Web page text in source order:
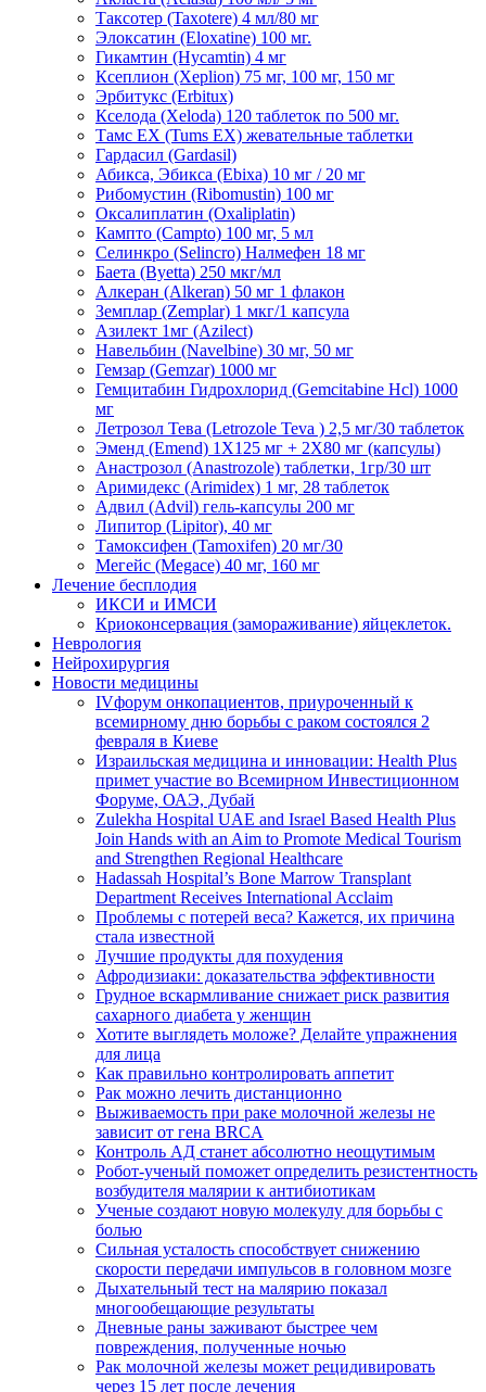
Таксотер (Taxotere) 4 мл/80 мг
Элоксатин (Eloxatine) 100 мг.
Гикамтин (Hycamtin) 4 мг
Ксеплион (Xeplion) 75 мг, 100 мг, 150 мг
Эрбитукс (Erbitux)
Кселода (Xeloda) 120 таблеток по 500 мг.
Тамс ЕХ (Tums EX) жевательные таблетки
Гардасил (Gardasil)
Абикса, Эбикса (Ebixa) 10 мг / 20 мг
Рибомустин (Ribomustin) 100 мг
Оксалиплатин (Oxaliplatin)
Кампто (Campto) 100 мг, 5 мл
Селинкро (Selincro) Налмефен 18 мг
Баета (Byetta) 250 мкг/мл
Алкеран (Alkeran) 50 мг 1 флакон
Земплар (Zemplar) 1 мкг/1 капсула
Азилект 1мг (Azilect)
Навельбин (Navelbine) 30 мг, 50 мг
Гемзар (Gemzar) 1000 мг
Гемцитабин Гидрохлорид (Gemcitabine Hcl) 1000
мг
Летрозол Тева (Letrozole Teva ) 2,5 мг/30 таблеток
Эменд (Emend) 1X125 мг + 2X80 мг (капсулы)
Анастрозол (Anastrozole) таблетки, 1гр/30 шт
Аримидекс (Arimidex) 1 мг, 28 таблеток
Адвил (Advil) гель-капсулы 200 мг
Липитор (Lipitor), 40 мг
Тамоксифен (Tamoxifen) 20 мг/30
Мегейс (Megace) 40 мг, 160 мг
Лечение бесплодия
ИКСИ и ИМСИ
Криоконсервация (замораживание) яйцеклеток.
Неврология
Нейрохирургия
Новости медицины
IVфорум онкопациентов, приуроченный к
всемирному дню борьбы с раком состоялся 2
февраля в Киеве
Израильская медицина и инновации: Health Plus
примет участие во Всемирном Инвестиционном
Форуме, ОАЭ, Дубай
Zulekha Hospital UAE and Israel Based Health Plus
Join Hands with an Aim to Promote Medical Tourism
and Strengthen Regional Healthcare
Hadassah Hospital’s Bone Marrow Transplant
Department Receives International Acclaim
Проблемы с потерей веса? Кажется, их причина
стала известной
Лучшие продукты для похудения
Афродизиаки: доказательства эффективности
Грудное вскармливание снижает риск развития
сахарного диабета у женщин
Хотите выглядеть моложе? Делайте упражнения
для лица
Как правильно контролировать аппетит
Рак можно лечить дистанционно
Выживаемость при раке молочной железы не
зависит от гена BRCA
Контроль АД станет абсолютно неощутимым
Робот-ученый поможет определить резистентность
возбудителя малярии к антибиотикам
Ученые создают новую молекулу для борьбы с
болью
Сильная усталость способствует снижению
скорости передачи импульсов в головном мозге
Дыхательный тест на малярию показал
многообещающие результаты
Дневные раны заживают быстрее чем
повреждения, полученные ночью
Рак молочной железы может рецидивировать
через 15 лет после лечения